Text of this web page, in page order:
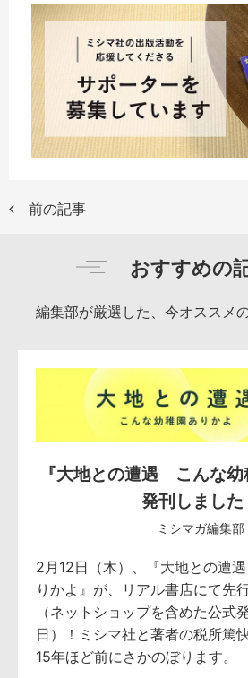
前の記事
おすすめの
編集部が厳選した、今オススメ
『大地との遭遇 こんな幼
発刊しました
ミシマガ編集部
2月12日（木）、『大地との遭
りかよ』が、リアル書店にて先
（ネットショップを含めた公式
日）！ミシマ社と著者の税所篤
15年ほど前にさかのぼります。